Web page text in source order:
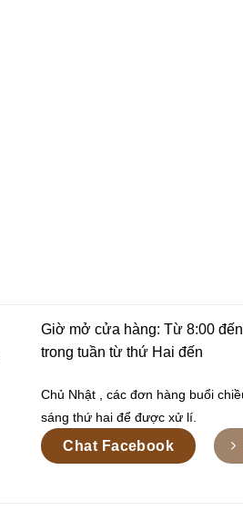
Giờ mở cửa hàng: Từ 8:00
trong tuần từ thứ Hai đến
Chủ Nhật , các đơn hàng buổi
sáng thứ hai để được xử lí.
Chat Facebook